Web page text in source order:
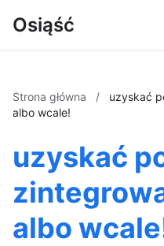
Osiąść
Strona główna /
uzyskać
albo wcale!
uzyskać
albo